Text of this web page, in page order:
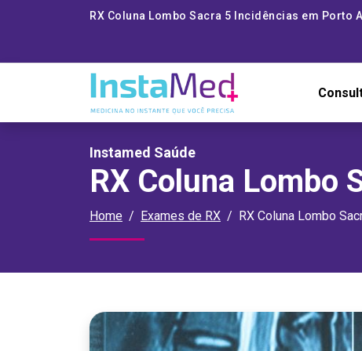
RX Coluna Lombo Sacra 5 Incidências em Porto
Instamed Saúde
RX Coluna Lombo
Home Exames de RX RX Coluna Lombo